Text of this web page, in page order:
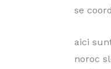
se
aici
noroc